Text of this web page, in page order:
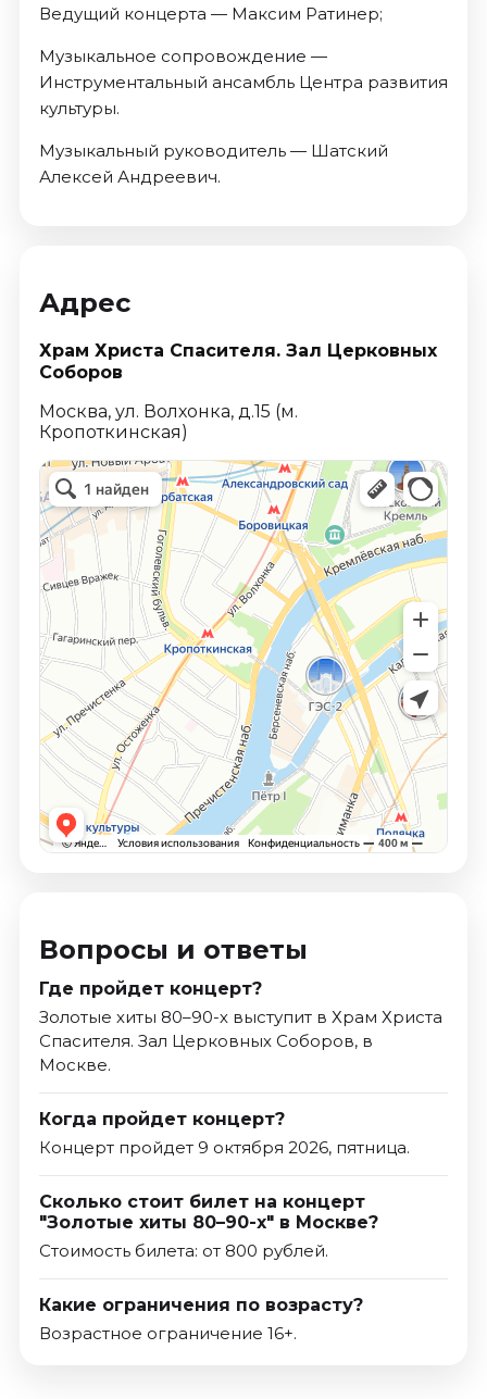
Ведущий концерта — Максим Ратинер;
Музыкальное сопровождение —
Инструментальный ансамбль Центра развития
культуры.
Музыкальный руководитель — Шатский
Алексей Андреевич.
Адрес
Храм Христа Спасителя. Зал Церковных
Соборов
Москва, ул. Волхонка, д.15 (м.
Кропоткинская)
Вопросы и ответы
Где пройдет концерт?
Золотые хиты 80–90-х выступит в Храм Христа
Спасителя. Зал Церковных Соборов, в
Москве.
Когда пройдет концерт?
Концерт пройдет 9 октября 2026, пятница.
Сколько стоит билет на концерт
"Золотые хиты 80–90-х" в Москве?
Стоимость билета: от 800 рублей.
Какие ограничения по возрасту?
Возрастное ограничение 16+.